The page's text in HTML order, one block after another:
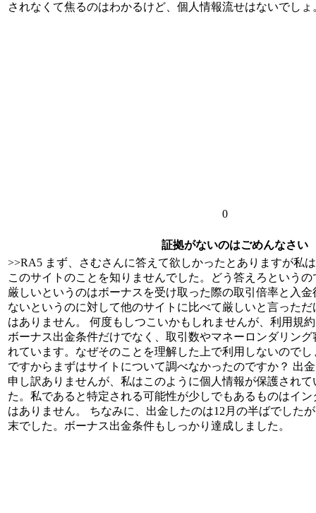
されなくて焦るのはわかるけど、個人情報流せはないでしょ
0
証拠がないのはごめんなさい
>>RA5 まず、さむさんに答えて欲しかったとありますが私
このサイトのことを知りませんでした。どう答えろという
厳しいというのはボーナスを受け取った際の取引倍率と入
ないというのに対して他のサイトに比べて厳しいと言った
はありません。 何度もしつこいかもしれませんが、利用規
ボーナス出金条件だけでなく、取引数やマネーロンダリン
れています。なぜそのことを理解した上で利用しないので
ですからまずはサイトについて調べなかったのですか？ 出
申し訳ありませんが、私はこのように個人情報が保護され
た。私であると特定される可能性が少しでもあるものはイ
はありません。 ちなみに、出金したのは12月の半ばでした
末でした。ボーナス出金条件もしっかり達成しました。